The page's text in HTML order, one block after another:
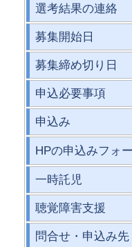
選考結果の連絡
募集開始日
募集締め切り日
申込必要事項
申込み
HPの申込みフォ
一時託児
聴覚障害支援
問合せ・申込み先